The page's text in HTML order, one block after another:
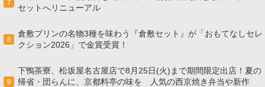
7
セットへリニューアル
8
倉敷プリンの名物3種を味わう『倉敷セット』が「おもてなしセレ
クション2026」で金賞受賞！
9
下鴨茶寮、松坂屋名古屋店で8月25日(火)まで期間限定出店！夏の
帰省・団らんに、京都料亭の味を 人気の西京焼き弁当や新作